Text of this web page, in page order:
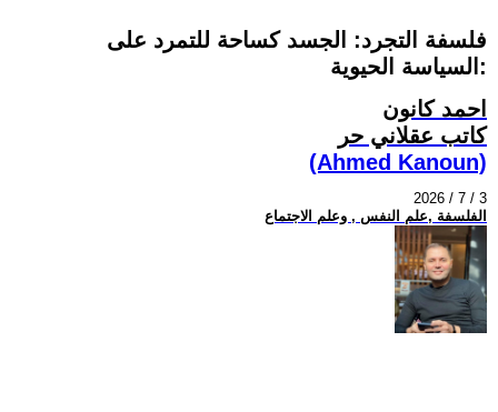
فلسفة التجرد: الجسد كساحة للتمرد على
السياسة الحيوية:
احمد كانون
كاتب عقلاني حر
(Ahmed Kanoun)
2026 / 7 / 3
الفلسفة ,علم النفس , وعلم الاجتماع